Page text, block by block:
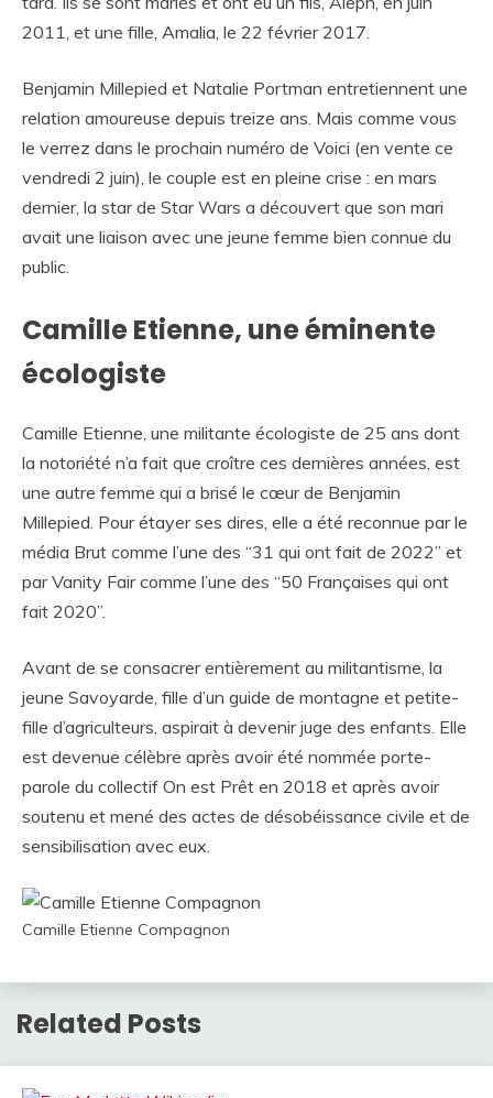
2011, et une fille, Amalia, le 22 février 2017.
Benjamin Millepied et Natalie Portman entretiennent une
relation amoureuse depuis treize ans. Mais comme vous
le verrez dans le prochain numéro de Voici (en vente ce
vendredi 2 juin), le couple est en pleine crise : en mars
dernier, la star de Star Wars a découvert que son mari
avait une liaison avec une jeune femme bien connue du
public.
Camille Etienne, une éminente
écologiste
Camille Etienne, une militante écologiste de 25 ans dont
la notoriété n’a fait que croître ces dernières années, est
une autre femme qui a brisé le cœur de Benjamin
Millepied. Pour étayer ses dires, elle a été reconnue par le
média Brut comme l’une des “31 qui ont fait de 2022” et
par Vanity Fair comme l’une des “50 Françaises qui ont
fait 2020”.
Avant de se consacrer entièrement au militantisme, la
jeune Savoyarde, fille d’un guide de montagne et petite-
fille d’agriculteurs, aspirait à devenir juge des enfants. Elle
est devenue célèbre après avoir été nommée porte-
parole du collectif On est Prêt en 2018 et après avoir
soutenu et mené des actes de désobéissance civile et de
sensibilisation avec eux.
Camille Etienne Compagnon
Related Posts